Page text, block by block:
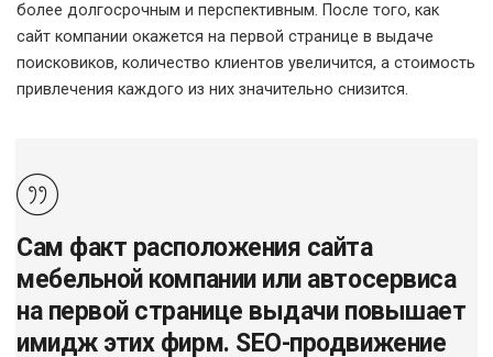
более долгосрочным и перспективным. После того, как
сайт компании окажется на первой странице в выдаче
поисковиков, количество клиентов увеличится, а стоимость
привлечения каждого из них значительно снизится.
Сам факт расположения сайта
мебельной компании или автосервиса
на первой странице выдачи повышает
имидж этих фирм. SEO-продвижение